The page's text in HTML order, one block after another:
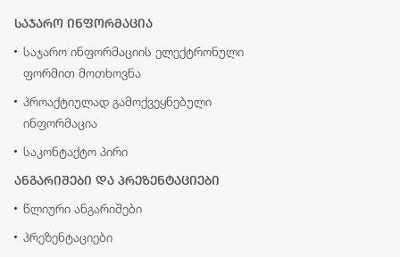
საჯარო ინფორმაცია
საჯარო ინფორმაციის ელექტრონული
ფორმით მოთხოვნა
პროაქტიულად გამოქვეყნებული
ინფორმაცია
საკონტაქტო პირი
ანგარიშები და პრეზენტაციები
წლიური ანგარიშები
პრეზენტაციები